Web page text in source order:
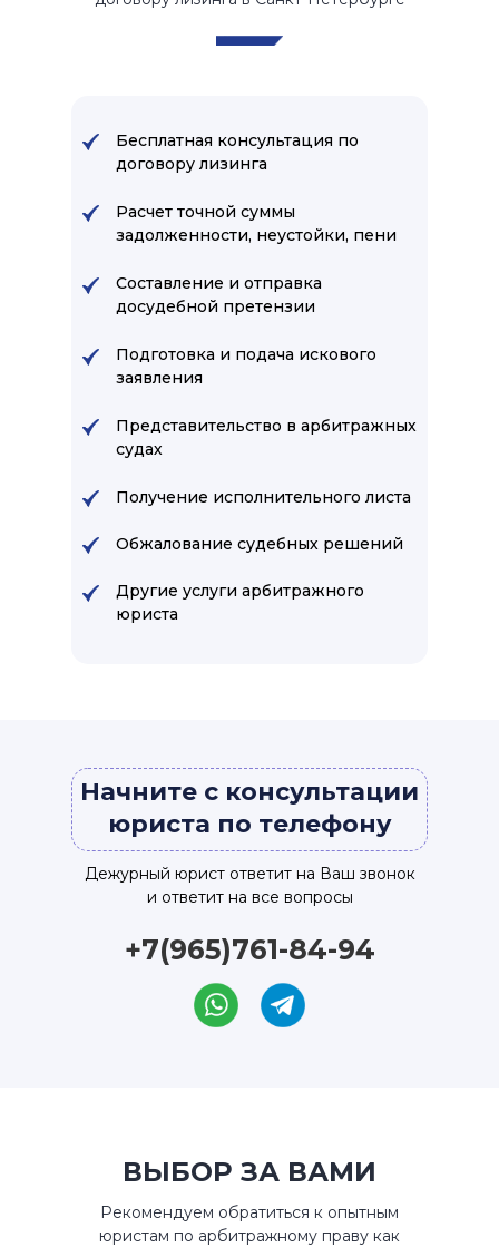
Бесплатная консультация по
договору лизинга
Составление и отправка
досудебной претензии
Представительство в арбитражных
судах
Обжалование судебных решений
Расчет точной суммы
задолженности, неустойки, пени
Подготовка и подача искового
заявления
Получение исполнительного листа
Другие услуги арбитражного
юриста
Начните с консультации
юриста по телефону
Дежурный юрист ответит на Ваш звонок
и ответит на все вопросы
+7(965)761-84-94
ВЫБОР ЗА ВАМИ
Рекомендуем обратиться к опытным
юристам по арбитражному праву как